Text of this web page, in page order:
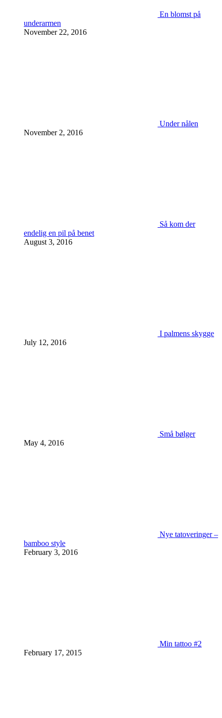
En blomst på
underarmen
November 22, 2016
Under nålen
November 2, 2016
Så kom der
endelig en pil på benet
August 3, 2016
I palmens skygge
July 12, 2016
Små bølger
May 4, 2016
Nye tatoveringer –
bamboo style
February 3, 2016
Min tattoo #2
February 17, 2015